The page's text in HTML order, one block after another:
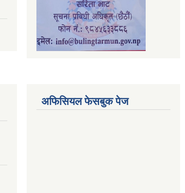
अफिसियल फेसबुक पेज